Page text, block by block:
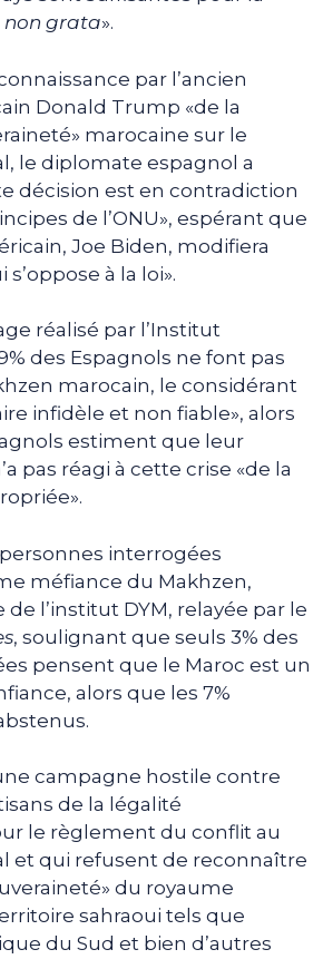
non grata».
par l’ancien
Donald Trump «de la
marocaine sur le
le diplomate espagnol a
décision est en contradiction
de l’ONU», espérant que
Joe Biden, modifiera
à la loi».
réalisé par l’Institut
des Espagnols ne font pas
marocain, le considérant
infidèle et non fiable», alors
estiment que leur
pas réagi à cette crise «de la
interrogées
méfiance du Makhzen,
de l’institut DYM, relayée par le
, soulignant que seuls 3% des
pensent que le Maroc est un
alors que les 7%
campagne hostile contre
de la légalité
le règlement du conflit au
et qui refusent de reconnaître
du royaume
sahraoui tels que
du Sud et bien d’autres